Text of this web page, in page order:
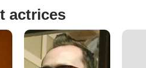
actrices